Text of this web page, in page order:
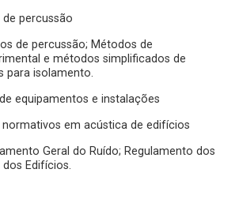
percussão
de percussão; Métodos de
e métodos simplificados de
para isolamento.
equipamentos e instalações
normativos em acústica de edifícios
Geral do Ruído; Regulamento dos
Edifícios.